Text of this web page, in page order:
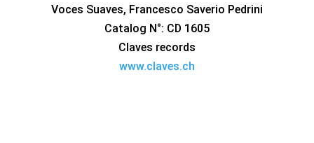
Voces Suaves, Francesco Saverio Pedrini
Catalog N°: CD 1605
Claves records
www.claves.ch